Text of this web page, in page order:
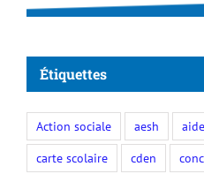
Étiquettes
Action sociale aesh aide
carte scolaire
cden